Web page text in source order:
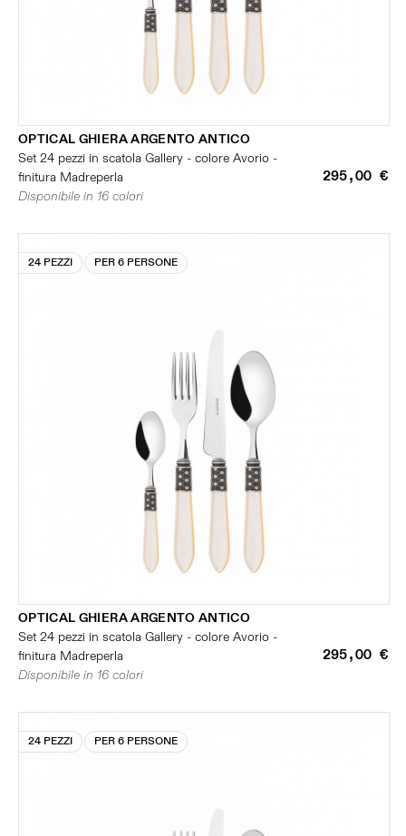
OPTICAL GHIERA ARGENTO ANTICO
Set 24 pezzi in scatola Gallery - colore Avorio -
finitura Madreperla
295,00 €
Disponibile in 16 colori
24 PEZZI PER 6 PERSONE
OPTICAL GHIERA ARGENTO ANTICO
Set 24 pezzi in scatola Gallery - colore Avorio -
finitura Madreperla
295,00 €
Disponibile in 16 colori
24 PEZZI PER 6 PERSONE